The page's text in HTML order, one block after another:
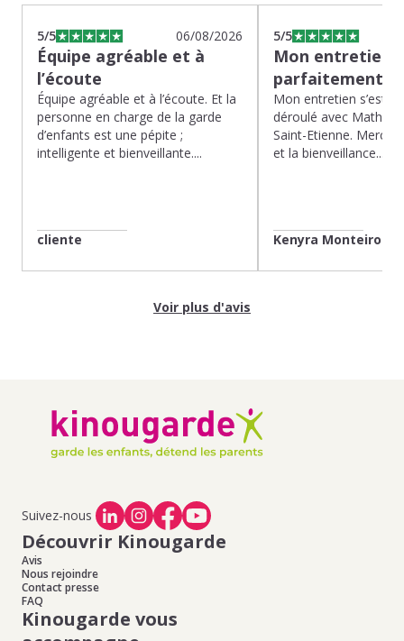
5/5 06/08/2026
Équipe agréable et à
l’écoute
Équipe agréable et à l’écoute. Et la
personne en charge de la garde
d’enfants est une pépite ;
intelligente et bienveillante....
cliente
5/5
Mon entretien
parfaitement…
Mon entretien s’est
déroulé avec Mathias
Saint-Etienne. Merci
et la bienveillance...
Kenyra Monteiro
Voir plus d'avis
Suivez-nous
Découvrir Kinougarde
Avis
Nous rejoindre
Contact presse
FAQ
Kinougarde vous